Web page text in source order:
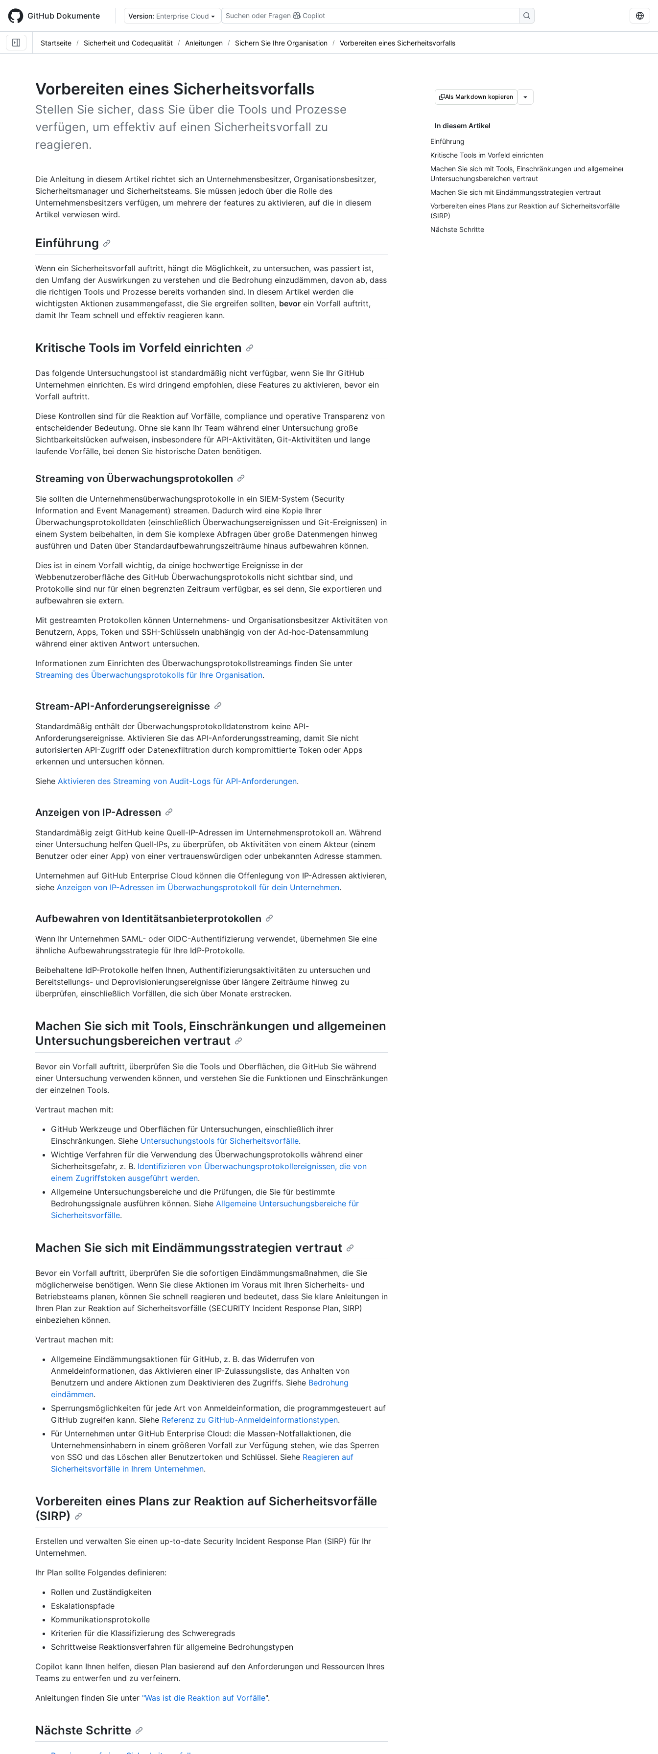
main
content
GitHub Dokumente Version: Enterprise Cloud Suchen oder Fragen Copilot
Startseite Sicherheit und Codequalität Anleitungen Sichern Sie Ihre Organisation Vorbereiten eines Sicherheitsvorfalls
Vorbereiten eines Sicherheitsvorfalls
Stellen Sie sicher, dass Sie über die Tools und Prozesse
verfügen, um effektiv auf einen Sicherheitsvorfall zu
reagieren.
Als Markdown kopieren
In diesem Artikel
Einführung
Kritische Tools im Vorfeld einrichten
Machen Sie sich mit Tools, Einschränkungen und allgemeinen
Untersuchungsbereichen vertraut
Machen Sie sich mit Eindämmungsstrategien vertraut
Vorbereiten eines Plans zur Reaktion auf Sicherheitsvorfälle
(SIRP)
Nächste Schritte
Die Anleitung in diesem Artikel richtet sich an Unternehmensbesitzer, Organisationsbesitzer,
Sicherheitsmanager und Sicherheitsteams. Sie müssen jedoch über die Rolle des
Unternehmensbesitzers verfügen, um mehrere der features zu aktivieren, auf die in diesem
Artikel verwiesen wird.
Einführung
Wenn ein Sicherheitsvorfall auftritt, hängt die Möglichkeit, zu untersuchen, was passiert ist,
den Umfang der Auswirkungen zu verstehen und die Bedrohung einzudämmen, davon ab, dass
die richtigen Tools und Prozesse bereits vorhanden sind. In diesem Artikel werden die
wichtigsten Aktionen zusammengefasst, die Sie ergreifen sollten, bevor ein Vorfall auftritt,
damit Ihr Team schnell und effektiv reagieren kann.
Kritische Tools im Vorfeld einrichten
Das folgende Untersuchungstool ist standardmäßig nicht verfügbar, wenn Sie Ihr GitHub
Unternehmen einrichten. Es wird dringend empfohlen, diese Features zu aktivieren, bevor ein
Vorfall auftritt.
Diese Kontrollen sind für die Reaktion auf Vorfälle, compliance und operative Transparenz von
entscheidender Bedeutung. Ohne sie kann Ihr Team während einer Untersuchung große
Sichtbarkeitslücken aufweisen, insbesondere für API-Aktivitäten, Git-Aktivitäten und lange
laufende Vorfälle, bei denen Sie historische Daten benötigen.
Streaming von Überwachungsprotokollen
Sie sollten die Unternehmensüberwachungsprotokolle in ein SIEM-System (Security
Information and Event Management) streamen. Dadurch wird eine Kopie Ihrer
Überwachungsprotokolldaten (einschließlich Überwachungsereignissen und Git-Ereignissen) in
einem System beibehalten, in dem Sie komplexe Abfragen über große Datenmengen hinweg
ausführen und Daten über Standardaufbewahrungszeiträume hinaus aufbewahren können.
Dies ist in einem Vorfall wichtig, da einige hochwertige Ereignisse in der
Webbenutzeroberfläche des GitHub Überwachungsprotokolls nicht sichtbar sind, und
Protokolle sind nur für einen begrenzten Zeitraum verfügbar, es sei denn, Sie exportieren und
aufbewahren sie extern.
Mit gestreamten Protokollen können Unternehmens- und Organisationsbesitzer Aktivitäten von
Benutzern, Apps, Token und SSH-Schlüsseln unabhängig von der Ad-hoc-Datensammlung
während einer aktiven Antwort untersuchen.
Informationen zum Einrichten des Überwachungsprotokollstreamings finden Sie unter
Streaming des Überwachungsprotokolls für Ihre Organisation.
Stream-API-Anforderungsereignisse
Standardmäßig enthält der Überwachungsprotokolldatenstrom keine API-
Anforderungsereignisse. Aktivieren Sie das API-Anforderungsstreaming, damit Sie nicht
autorisierten API-Zugriff oder Datenexfiltration durch kompromittierte Token oder Apps
erkennen und untersuchen können.
Siehe Aktivieren des Streaming von Audit-Logs für API-Anforderungen.
Anzeigen von IP-Adressen
Standardmäßig zeigt GitHub keine Quell-IP-Adressen im Unternehmensprotokoll an. Während
einer Untersuchung helfen Quell-IPs, zu überprüfen, ob Aktivitäten von einem Akteur (einem
Benutzer oder einer App) von einer vertrauenswürdigen oder unbekannten Adresse stammen.
Unternehmen auf GitHub Enterprise Cloud können die Offenlegung von IP-Adressen aktivieren,
siehe Anzeigen von IP-Adressen im Überwachungsprotokoll für dein Unternehmen.
Aufbewahren von Identitätsanbieterprotokollen
Wenn Ihr Unternehmen SAML- oder OIDC-Authentifizierung verwendet, übernehmen Sie eine
ähnliche Aufbewahrungsstrategie für Ihre IdP-Protokolle.
Beibehaltene IdP-Protokolle helfen Ihnen, Authentifizierungsaktivitäten zu untersuchen und
Bereitstellungs- und Deprovisionierungsereignisse über längere Zeiträume hinweg zu
überprüfen, einschließlich Vorfällen, die sich über Monate erstrecken.
Machen Sie sich mit Tools, Einschränkungen und allgemeinen
Untersuchungsbereichen vertraut
Bevor ein Vorfall auftritt, überprüfen Sie die Tools und Oberflächen, die GitHub Sie während
einer Untersuchung verwenden können, und verstehen Sie die Funktionen und Einschränkungen
der einzelnen Tools.
Vertraut machen mit:
GitHub Werkzeuge und Oberflächen für Untersuchungen, einschließlich ihrer
Einschränkungen. Siehe Untersuchungstools für Sicherheitsvorfälle.
Wichtige Verfahren für die Verwendung des Überwachungsprotokolls während einer
Sicherheitsgefahr, z. B. Identifizieren von Überwachungsprotokollereignissen, die von
einem Zugriffstoken ausgeführt werden.
Allgemeine Untersuchungsbereiche und die Prüfungen, die Sie für bestimmte
Bedrohungssignale ausführen können. Siehe Allgemeine Untersuchungsbereiche für
Sicherheitsvorfälle.
Machen Sie sich mit Eindämmungsstrategien vertraut
Bevor ein Vorfall auftritt, überprüfen Sie die sofortigen Eindämmungsmaßnahmen, die Sie
möglicherweise benötigen. Wenn Sie diese Aktionen im Voraus mit Ihren Sicherheits- und
Betriebsteams planen, können Sie schnell reagieren und bedeutet, dass Sie klare Anleitungen in
Ihren Plan zur Reaktion auf Sicherheitsvorfälle (SECURITY Incident Response Plan, SIRP)
einbeziehen können.
Vertraut machen mit:
Allgemeine Eindämmungsaktionen für GitHub, z. B. das Widerrufen von
Anmeldeinformationen, das Aktivieren einer IP-Zulassungsliste, das Anhalten von
Benutzern und andere Aktionen zum Deaktivieren des Zugriffs. Siehe Bedrohung
eindämmen.
Sperrungsmöglichkeiten für jede Art von Anmeldeinformation, die programmgesteuert auf
GitHub zugreifen kann. Siehe Referenz zu GitHub-Anmeldeinformationstypen.
Für Unternehmen unter GitHub Enterprise Cloud: die Massen-Notfallaktionen, die
Unternehmensinhabern in einem größeren Vorfall zur Verfügung stehen, wie das Sperren
von SSO und das Löschen aller Benutzertoken und Schlüssel. Siehe Reagieren auf
Sicherheitsvorfälle in Ihrem Unternehmen.
Vorbereiten eines Plans zur Reaktion auf Sicherheitsvorfälle
(SIRP)
Erstellen und verwalten Sie einen up-to-date Security Incident Response Plan (SIRP) für Ihr
Unternehmen.
Ihr Plan sollte Folgendes definieren:
Rollen und Zuständigkeiten
Eskalationspfade
Kommunikationsprotokolle
Kriterien für die Klassifizierung des Schweregrads
Schrittweise Reaktionsverfahren für allgemeine Bedrohungstypen
Copilot kann Ihnen helfen, diesen Plan basierend auf den Anforderungen und Ressourcen Ihres
Teams zu entwerfen und zu verfeinern.
Anleitungen finden Sie unter "Was ist die Reaktion auf Vorfälle".
Nächste Schritte